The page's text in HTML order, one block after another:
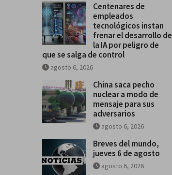
Centenares de
empleados
tecnológicos instan
frenar el desarrollo de
la IA por peligro de
que se salga de control
agosto 6, 2026
China saca pecho
nuclear a modo de
mensaje para sus
adversarios
agosto 6, 2026
Breves del mundo,
jueves 6 de agosto
agosto 6, 2026